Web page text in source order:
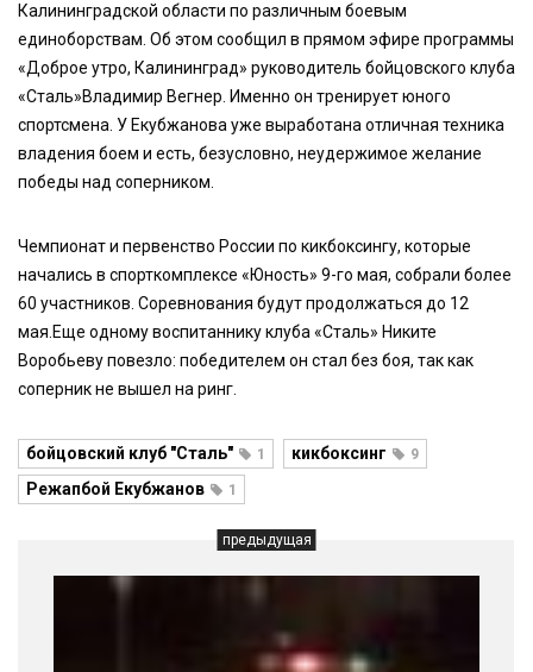
Калининградской области по различным боевым
единоборствам. Об этом сообщил в прямом эфире программы
«Доброе утро, Калининград» руководитель бойцовского клуба
«Сталь»Владимир Вегнер. Именно он тренирует юного
спортсмена. У Екубжанова уже выработана отличная техника
владения боем и есть, безусловно, неудержимое желание
победы над соперником.
Чемпионат и первенство России по кикбоксингу, которые
начались в спорткомплексе «Юность» 9-го мая, собрали более
60 участников. Соревнования будут продолжаться до 12
мая.Еще одному воспитаннику клуба «Сталь» Никите
Воробьеву повезло: победителем он стал без боя, так как
соперник не вышел на ринг.
бойцовский клуб "Сталь" 1 кикбоксинг 9
Режапбой Екубжанов 1
предыдущая